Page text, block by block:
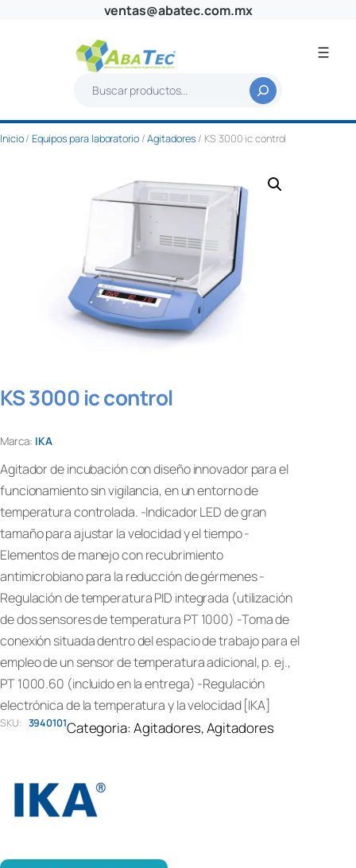
ventas@abatec.com.mx
s
c
Inicio/Equipos para laboratorio/Agitadores / KS 3000 ic control
KS 3000 ic control
Marca: IKA
Agitador de incubación con diseño innovador para el
funcionamiento sin vigilancia, en un entorno de
temperatura controlada. -Indicador LED de gran
tamaño para ajustar la velocidad y el tiempo -
Elementos de manejo con recubrimiento
antimicrobiano para la reducción de gérmenes -
Regulación de temperatura PID integrada (utilización
de dos sensores de temperatura PT 1000) -Toma de
conexión situada dentro del espacio de trabajo para el
empleo de un sensor de temperatura adicional, p. ej.,
PT 1000.60 (incluido en la entrega) -Regulación
electrónica de la temperatura y la velocidad [IKA]
SKU: 3940101Categoria:Agitadores, Agitadores